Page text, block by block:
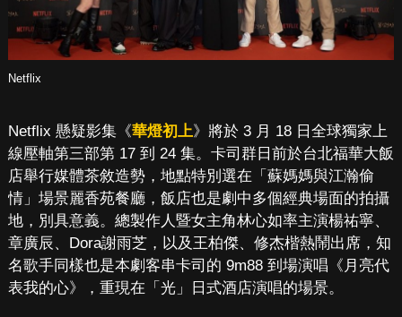
Netflix
Netflix 懸疑影集《華燈初上》將於 3 月 18 日全球獨家上
線壓軸第三部第 17 到 24 集。卡司群日前於台北福華大飯
店舉行媒體茶敘造勢，地點特別選在「蘇媽媽與江瀚偷
情」場景麗香苑餐廳，飯店也是劇中多個經典場面的拍攝
地，別具意義。總製作人暨女主角林心如率主演楊祐寧、
章廣辰、Dora謝雨芝，以及王柏傑、修杰楷熱鬧出席，知
名歌手同樣也是本劇客串卡司的 9m88 到場演唱《月亮代
表我的心》，重現在「光」日式酒店演唱的場景。